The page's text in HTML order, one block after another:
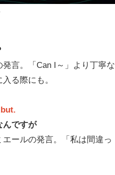
発言。「Can I～」より丁寧な
る際にも。
んですが
エールの発言。「私は間違っ